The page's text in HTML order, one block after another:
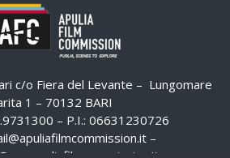
c/o Fiera del Levante – Lungomare
1 – 70132 BARI
– P.I.: 06631230726
–